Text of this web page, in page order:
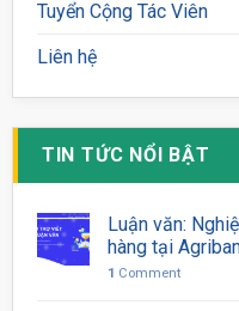
Tuyển Cộng Tác Viên
Liên hệ
TIN TỨC NỔI BẬT
Luận văn:
hàng tại
1 Comment